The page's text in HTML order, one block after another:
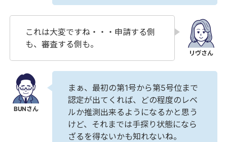
これは大変ですね・・・申請する側
も、審査する側も。
まぁ、最初の第1号から第5号位まで
認定が出てくれば、どの程度のレベ
ルか推測出来るようになるかと思う
けど、それまでは手探り状態になら
ざるを得ないかも知れないね。